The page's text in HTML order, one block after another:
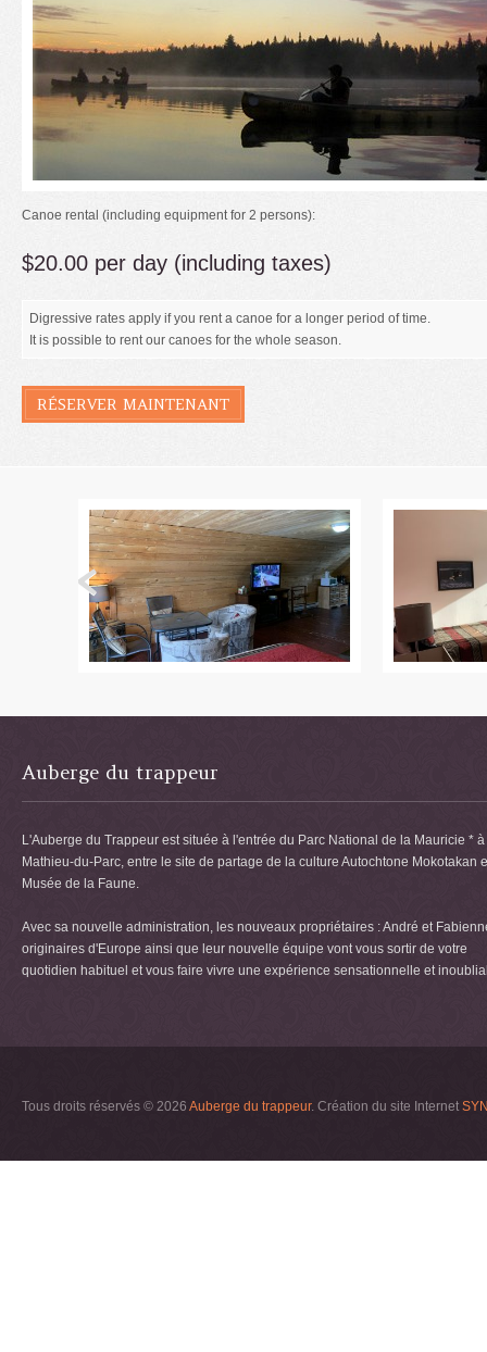
Canoe rental (including equipment for 2 persons):
$20.00 per day (including taxes)
Digressive rates apply if you rent a canoe for a longer period of time.
It is possible to rent our canoes for the whole season.
RÉSERVER MAINTENANT
Auberge du trappeur
L'Auberge du Trappeur est située à l'entrée du Parc National de la Mauricie * à
Mathieu-du-Parc, entre le site de partage de la culture Autochtone Mokotakan
Musée de la Faune.
Avec sa nouvelle administration, les nouveaux propriétaires : André et
originaires d'Europe ainsi que leur nouvelle équipe vont vous sortir de votre
quotidien habituel et vous faire vivre une expérience sensationnelle et
Tous droits réservés © 2026 Auberge du trappeur. Création du site Internet